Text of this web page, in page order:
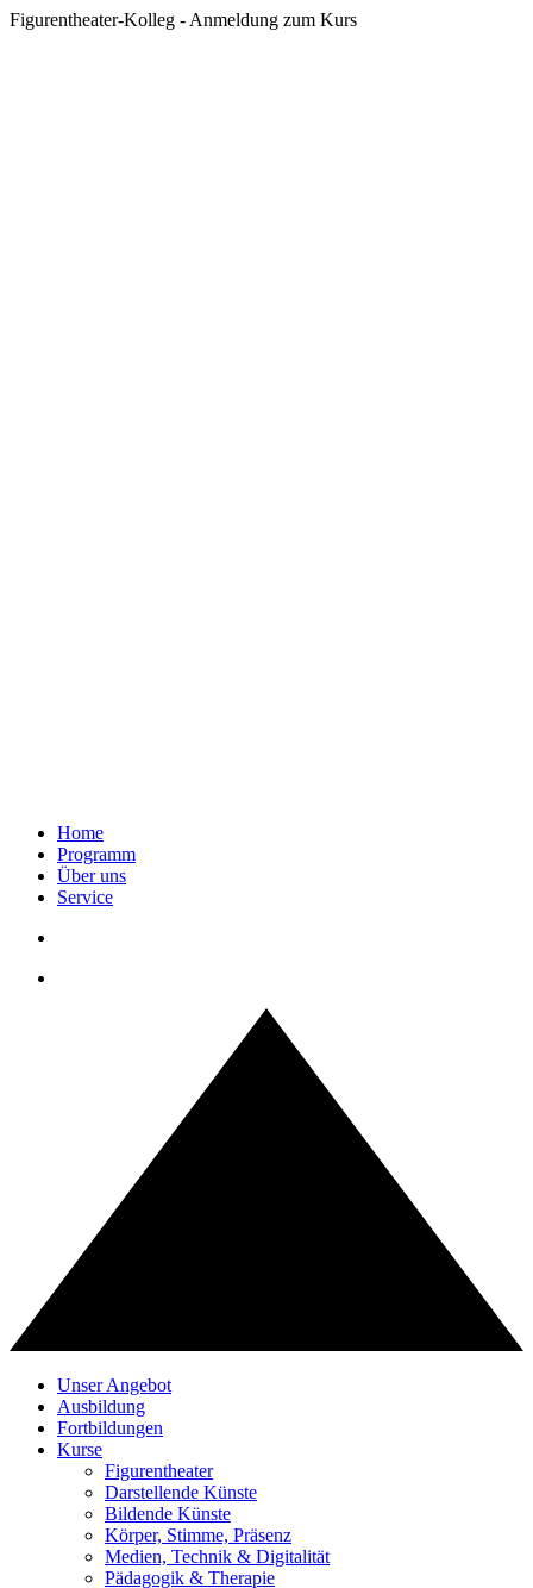
Figurentheater-Kolleg - Anmeldung zum Kurs
Home
Programm
Über uns
Service
Unser Angebot
Ausbildung
Fortbildungen
Kurse
Figurentheater
Darstellende Künste
Bildende Künste
Körper, Stimme, Präsenz
Medien, Technik & Digitalität
Pädagogik & Therapie